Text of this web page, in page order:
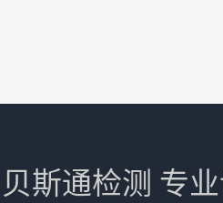
贝斯通检测 专